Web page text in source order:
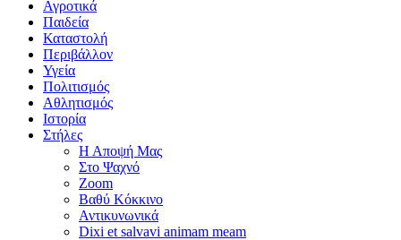
Αγροτικά
Παιδεία
Καταστολή
Περιβάλλον
Υγεία
Πολιτισμός
Αθλητισμός
Ιστορία
Στήλες
Η Αποψή Μας
Στο Ψαχνό
Zoom
Βαθύ Κόκκινο
Αντικυνωνικά
Dixi et salvavi animam meam